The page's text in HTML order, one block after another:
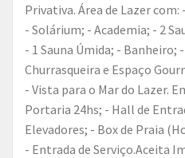
Privativa. Área de Lazer
- Solárium; - Academia; - 2
- 1 Sauna Úmida; - Banheiro;
Churrasqueira e Espaço
- Vista para o Mar do Lazer.
Portaria 24hs; - Hall de
Elevadores; - Box de Praia
- Entrada de Serviço.Aceita